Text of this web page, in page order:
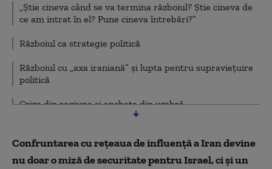
„Știe cineva când se va termina războiul? Știe cineva de
ce am intrat în el? Pune cineva întrebări?”
Războiul ca strategie politică
Războiul cu „axa iraniană” și lupta pentru supraviețuire
politică
Criza din regiune și ancheta din umbră
Confruntarea cu rețeaua de influență aIrandevine
nu doar o miză de securitate pentruIsrael, ci și un